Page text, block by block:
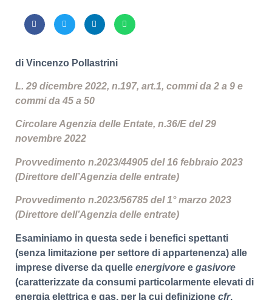
di Vincenzo Pollastrini
L. 29 dicembre 2022, n.197, art.1, commi da 2 a 9 e
commi da 45 a 50
Circolare Agenzia delle Entate, n.36/E del 29
novembre 2022
Provvedimento n.2023/44905 del 16 febbraio 2023
(Direttore dell’Agenzia delle entrate)
Provvedimento n.2023/56785 del 1° marzo 2023
(Direttore dell’Agenzia delle entrate)
Esaminiamo in questa sede i benefici spettanti
(senza limitazione per settore di appartenenza) alle
imprese diverse da quelle energivore e gasivore
(caratterizzate da consumi particolarmente elevati di
energia elettrica e gas, per la cui definizione cfr.